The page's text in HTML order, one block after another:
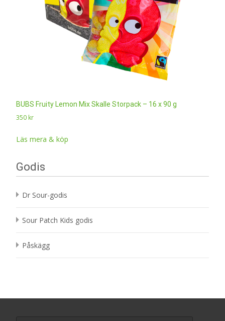
BUBS Fruity Lemon Mix Skalle Storpack – 16 x 90 g
350 kr
Läs mera & köp
Godis
Dr Sour-godis
Sour Patch Kids godis
Påskägg